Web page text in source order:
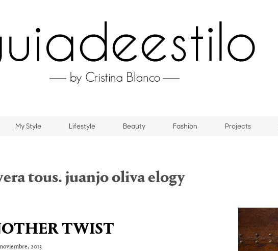
My Style Lifestyle Beauty Fashion Projects
tous. juanjo oliva elogy
TWIST
2013